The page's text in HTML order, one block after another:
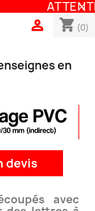
ATTENTION :
shopping_cart (0)

en
devis
avec